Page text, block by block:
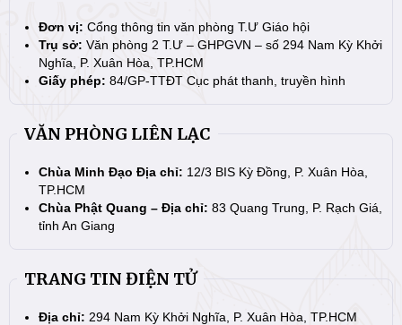
Đơn vị: Cổng thông tin văn phòng T.Ư Giáo hội
Trụ sở: Văn phòng 2 T.Ư – GHPGVN – số 294 Nam Kỳ Khởi
Nghĩa, P. Xuân Hòa, TP.HCM
Giấy phép: 84/GP-TTĐT Cục phát thanh, truyền hình
VĂN PHÒNG LIÊN LẠC
Chùa Minh Đạo Địa chỉ: 12/3 BIS Kỳ Đồng, P. Xuân Hòa,
TP.HCM
Chùa Phật Quang – Địa chỉ: 83 Quang Trung, P. Rạch Giá,
tỉnh An Giang
TRANG TIN ĐIỆN TỬ
Địa chỉ: 294 Nam Kỳ Khởi Nghĩa, P. Xuân Hòa, TP.HCM